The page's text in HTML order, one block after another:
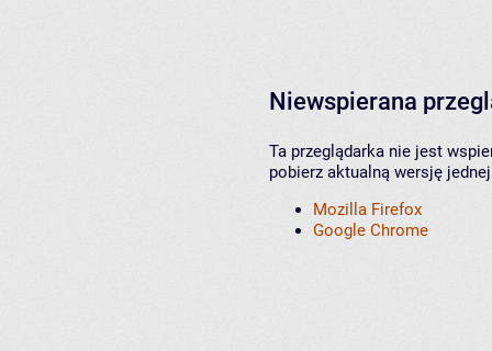
Niewspierana
Ta przeglądarka nie jest
pobierz aktualną wersję
Mozilla Firefox
Google Chrome